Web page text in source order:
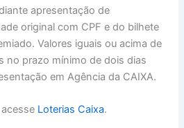
apresentação de
original com CPF e do bilhete
Valores iguais ou acima de
no prazo mínimo de dois dias
em Agência da CAIXA.
Loterias Caixa.